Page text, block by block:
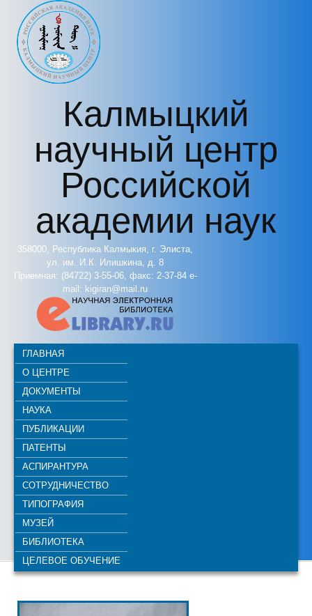
Перейти к основному содержанию
Калмыцкий
научный центр
Российской
академии наук
358000, Республика Калмыкия, г. Элиста,
ул. им. И.К. Илишкина, д. 8
Приемная: (84722) 3-55-06, факс: 2-37-84 e-
mail: kigiran@mail.ru
ГЛАВНАЯ
О ЦЕНТРЕ
ДОКУМЕНТЫ
НАУКА
ПУБЛИКАЦИИ
ПАТЕНТЫ
АСПИРАНТУРА
СОТРУДНИЧЕСТВО
ТИПОГРАФИЯ
МУЗЕЙ
БИБЛИОТЕКА
ЦЕЛЕВОЕ ОБУЧЕНИЕ